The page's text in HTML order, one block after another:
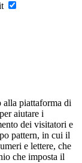
alla piattaforma di
aiutare i
dei visitatori e
pattern, in cui il
e lettere, che
che imposta il